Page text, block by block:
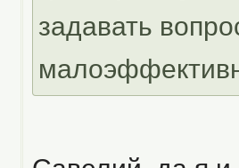
задавать